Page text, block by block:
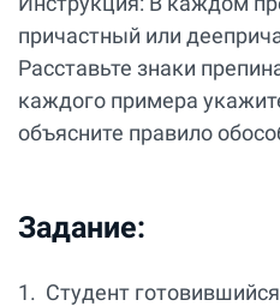
причастный или
Расставьте знаки
каждого примера
объясните правило
Задание:
1. Студент